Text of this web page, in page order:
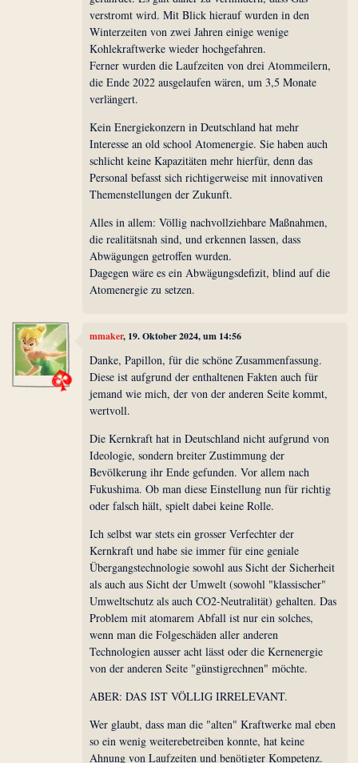
verstromt wird. Mit Blick hierauf wurden in den
Winterzeiten von zwei Jahren einige wenige
Kohlekraftwerke wieder hochgefahren.
Ferner wurden die Laufzeiten von drei Atommeilern,
die Ende 2022 ausgelaufen wären, um 3,5 Monate
verlängert.
Kein Energiekonzern in Deutschland hat mehr
Interesse an old school Atomenergie. Sie haben auch
schlicht keine Kapazitäten mehr hierfür, denn das
Personal befasst sich richtigerweise mit innovativen
Themenstellungen der Zukunft.
Alles in allem: Völlig nachvollziehbare Maßnahmen,
die realitätsnah sind, und erkennen lassen, dass
Abwägungen getroffen wurden.
Dagegen wäre es ein Abwägungsdefizit, blind auf die
Atomenergie zu setzen.
mmaker, 19. Oktober 2024, um 14:56
Danke, Papillon, für die schöne Zusammenfassung.
Diese ist aufgrund der enthaltenen Fakten auch für
jemand wie mich, der von der anderen Seite kommt,
wertvoll.
Die Kernkraft hat in Deutschland nicht aufgrund von
Ideologie, sondern breiter Zustimmung der
Bevölkerung ihr Ende gefunden. Vor allem nach
Fukushima. Ob man diese Einstellung nun für richtig
oder falsch hält, spielt dabei keine Rolle.
Ich selbst war stets ein grosser Verfechter der
Kernkraft und habe sie immer für eine geniale
Übergangstechnologie sowohl aus Sicht der Sicherheit
als auch aus Sicht der Umwelt (sowohl "klassischer"
Umweltschutz als auch CO2-Neutralität) gehalten. Das
Problem mit atomarem Abfall ist nur ein solches,
wenn man die Folgeschäden aller anderen
Technologien ausser acht lässt oder die Kernenergie
von der anderen Seite "günstigrechnen" möchte.
ABER: DAS IST VÖLLIG IRRELEVANT.
Wer glaubt, dass man die "alten" Kraftwerke mal eben
so ein wenig weiterebetreiben konnte, hat keine
Ahnung von Laufzeiten und benötigter Kompetenz.